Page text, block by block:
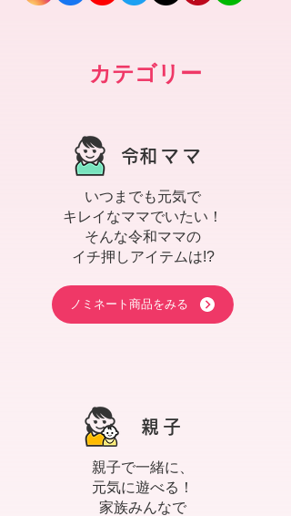
カテゴリー
​令和ママ
いつまでも元気で
キレイなママでいたい！
そんな令和ママの
イチ押しアイテムは!?
ノミネート商品をみる
親子
親子で一緒に、
元気に遊べる！
家族みんなで